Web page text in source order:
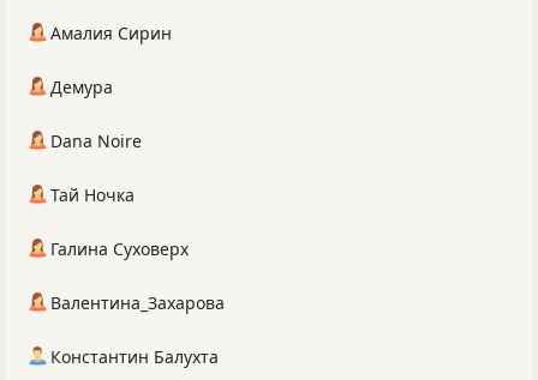
Амалия Сирин
Демура
Dana Noire
Тай Ночка
Галина Суховерх
Валентина_Захарова
Константин Балухта